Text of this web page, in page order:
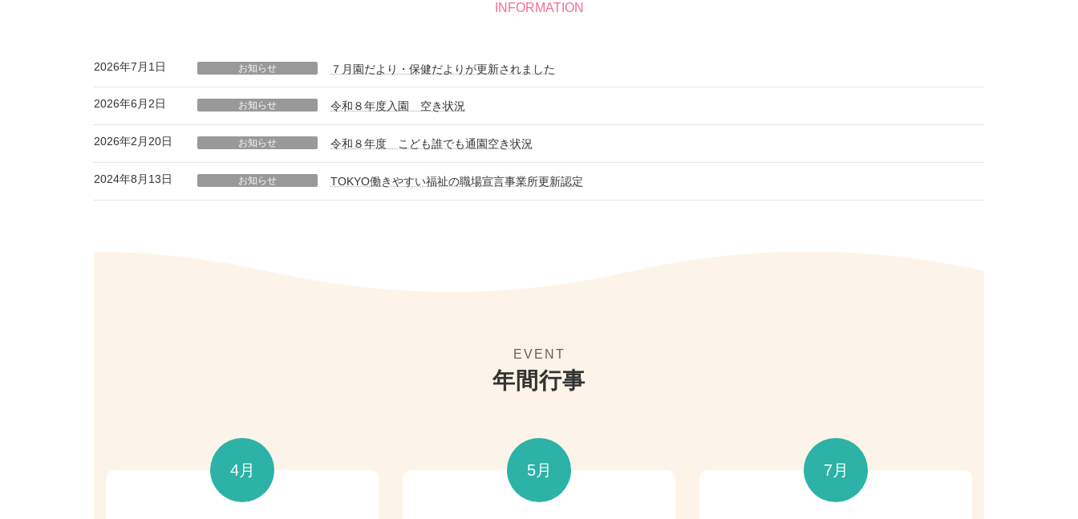
INFORMATION
2026年7月1日 お知らせ ７月園だより・保健だよりが更新されました
2026年6月2日 お知らせ 令和８年度入園 空き状況
2026年2月20日 お知らせ 令和８年度 こども誰でも通園空き状況
2024年8月13日 お知らせ TOKYO働きやすい福祉の職場宣言事業所更新認定
EVENT
年間行事
4月 5月 7月